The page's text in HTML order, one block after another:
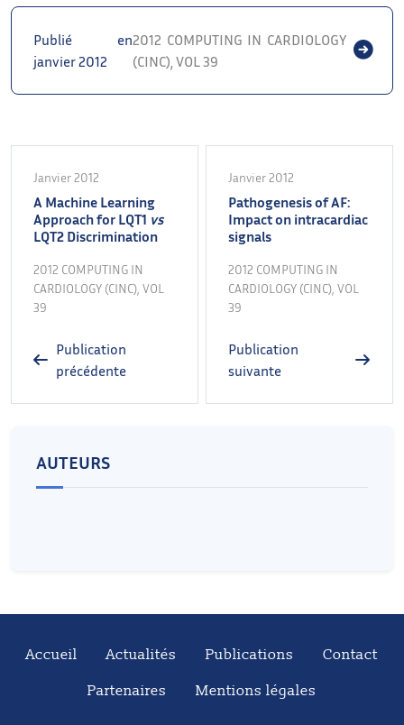
Publié en
janvier 2012
2012 COMPUTING IN CARDIOLOGY
(CINC), VOL 39
Janvier 2012
A Machine Learning
Approach for LQT1 vs
LQT2 Discrimination
2012 COMPUTING IN
CARDIOLOGY (CINC), VOL
39
Publication
précédente
Janvier 2012
Pathogenesis of AF:
Impact on intracardiac
signals
2012 COMPUTING IN
CARDIOLOGY (CINC), VOL
39
Publication
suivante
AUTEURS
Accueil Actualités Publications
Contact
Partenaires
Mentions légales